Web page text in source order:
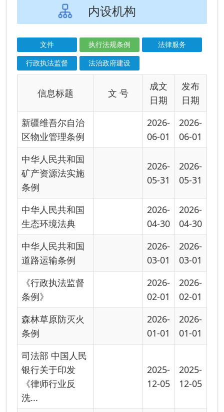
新疆维吾尔自治
区物业管理条例
2026-
06-01
中华人民共和国
矿产资源法实施
条例
2026-
05-31
2026-
05-31
中华人民共和国
生态环境法典
2026-
04-30
2026-
04-30
中华人民共和国
道路运输条例
2026-
2026-
03-01
《行政执法监督
条例》
02-01
2026-
02-01
森林草原防灭火
条例
2026-
01-01
司法部 中国人民
银行关于印发
《律师行业反
洗...
2025-
12-05
生态环境监测条
例
11-18
《中华人民共和
国国家公园法》
2025-
10-24
重要军工设施保
护条例
2025-
政务数据共享条
例
2025-
2025-
中共中央关于加
强新时代审判工
作的意见
2025-